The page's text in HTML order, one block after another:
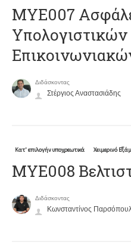
ΜΥΕ007
Υπολογιστικών
Διδάσκοντας
Στέργιος Αναστασιάδης
Κατ' επιλογήν υποχρεωτικά Χειμερινό
ΜΥΕ008
Διδάσκοντας
Κωνσταντίνος